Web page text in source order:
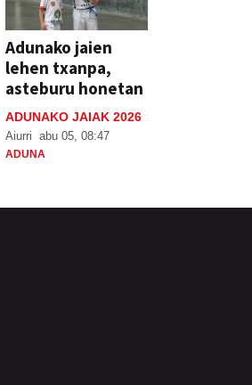
Adunako jaien
lehen txanpa,
asteburu honetan
ADUNAKO JAIAK 2026
Aiurri abu 05, 08:47
ADUNA